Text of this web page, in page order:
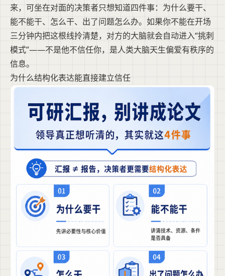
来，可坐在对面的决策者只想知道四件事：为什么要干、
能不能干、怎么干、出了问题怎么办。如果你不能在开场
三分钟内把这根线拎清楚，对方的大脑就会自动进入“挑刺
模式”——不是他不信任你，是人类大脑天生偏爱有秩序的
信息。
为什么结构化表达能直接建立信任